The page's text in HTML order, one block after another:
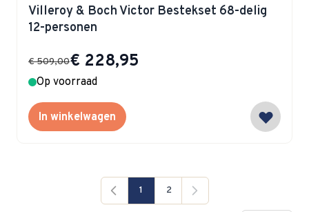
Villeroy & Boch Victor Bestekset 68-delig
12-personen
Special Price
€ 228,95
€ 509,00
Op voorraad
In winkelwagen
Je lees momenteel pagina
1 Pagina
2